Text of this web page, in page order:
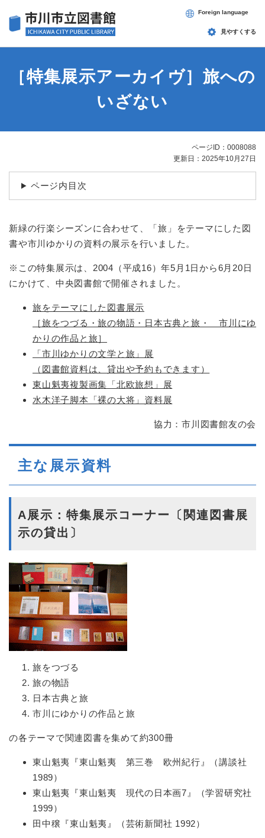
見やすくする
Foreign language
［特集展示アーカイヴ］旅への
いざない
ページID：0008088
更新日：2025年10月27日
ページ内目次
新緑の行楽シーズンに合わせて、「旅」をテーマにした図
書や市川ゆかりの資料の展示を行いました。
※この特集展示は、2004（平成16）年5月1日から6月20日
にかけて、中央図書館で開催されました。
旅をテーマにした図書展示
［旅をつづる・旅の物語・日本古典と旅・ 市川にゆ
かりの作品と旅］
「市川ゆかりの文学と旅」展
（図書館資料は、貸出や予約もできます）
東山魁夷複製画集「北欧旅想」展
水木洋子脚本「裸の大将」資料展
協力：市川図書館友の会
主な展示資料
A展示：特集展示コーナー〔関連図書展
示の貸出〕
旅をつづる
旅の物語
日本古典と旅
市川にゆかりの作品と旅
の各テーマで関連図書を集めて約300冊
東山魁夷『東山魁夷 第三巻 欧州紀行』（講談社
1989）
東山魁夷『東山魁夷 現代の日本画7』（学習研究社
1999）
田中穣『東山魁夷』（芸術新聞社 1992）